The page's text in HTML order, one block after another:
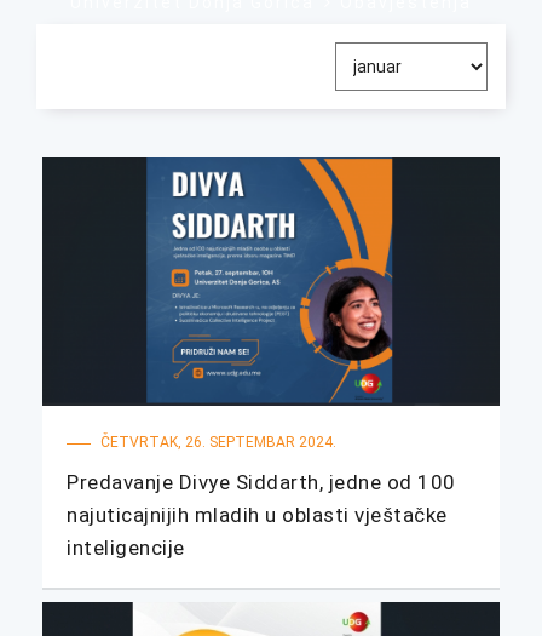
ČETVRTAK, 26. SEPTEMBAR 2024.
Predavanje Divye Siddarth, jedne od 100
najuticajnijih mladih u oblasti vještačke
inteligencije